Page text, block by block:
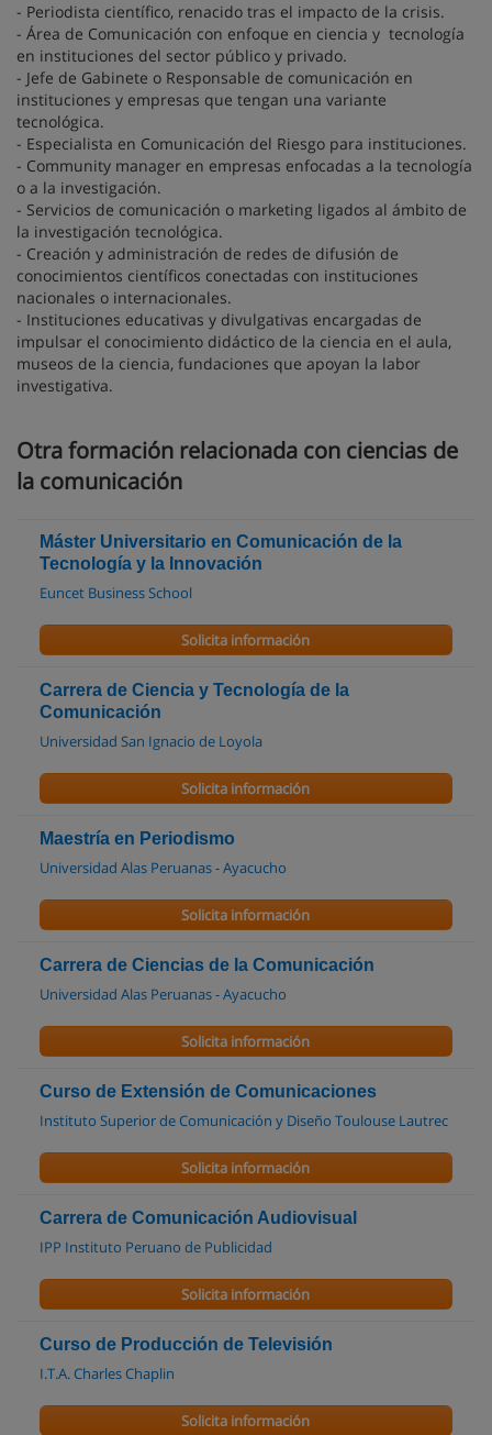
- Periodista científico, renacido tras el impacto de la crisis.
- Área de Comunicación con enfoque en ciencia y tecnología
en instituciones del sector público y privado.
- Jefe de Gabinete o Responsable de comunicación en
instituciones y empresas que tengan una variante
tecnológica.
- Especialista en Comunicación del Riesgo para instituciones.
- Community manager en empresas enfocadas a la tecnología
o a la investigación.
- Servicios de comunicación o marketing ligados al ámbito de
la investigación tecnológica.
- Creación y administración de redes de difusión de
conocimientos científicos conectadas con instituciones
nacionales o internacionales.
- Instituciones educativas y divulgativas encargadas de
impulsar el conocimiento didáctico de la ciencia en el aula,
museos de la ciencia, fundaciones que apoyan la labor
investigativa.
Otra formación relacionada con ciencias de
la comunicación
Máster Universitario en Comunicación de la
Tecnología y la Innovación
Euncet Business School
Solicita información
Carrera de Ciencia y Tecnología de la
Comunicación
Universidad San Ignacio de Loyola
Solicita información
Maestría en Periodismo
Universidad Alas Peruanas - Ayacucho
Solicita información
Carrera de Ciencias de la Comunicación
Universidad Alas Peruanas - Ayacucho
Solicita información
Curso de Extensión de Comunicaciones
Instituto Superior de Comunicación y Diseño Toulouse Lautrec
Solicita información
Carrera de Comunicación Audiovisual
IPP Instituto Peruano de Publicidad
Solicita información
Curso de Producción de Televisión
I.T.A. Charles Chaplin
Solicita información